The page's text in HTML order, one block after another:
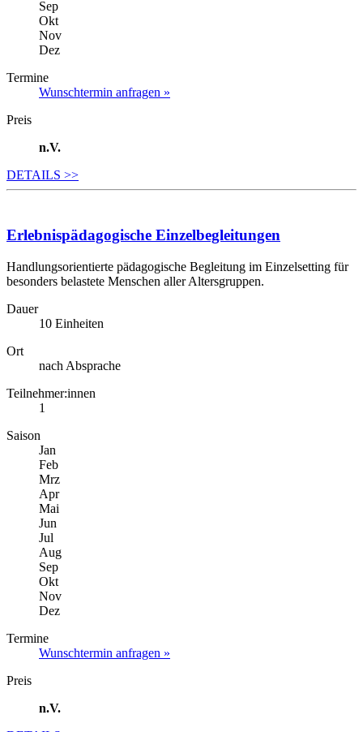
Sep
Okt
Nov
Dez
Termine
Wunschtermin anfragen »
Preis
n.V.
DETAILS >>
Erlebnispädagogische Einzelbegleitungen
Handlungsorientierte pädagogische Begleitung im Einzelsetting für
besonders belastete Menschen aller Altersgruppen.
Dauer
10 Einheiten
Ort
nach Absprache
Teilnehmer:innen
1
Saison
Jan
Feb
Mrz
Apr
Mai
Jun
Jul
Aug
Sep
Okt
Nov
Dez
Termine
Wunschtermin anfragen »
Preis
n.V.